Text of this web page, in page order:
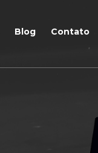
Blog Contato